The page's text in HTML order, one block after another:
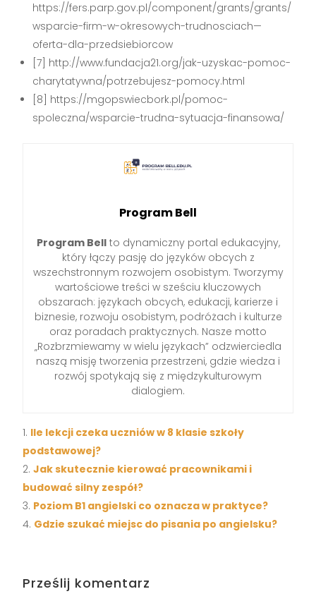
https://fers.parp.gov.pl/component/grants/grants/
wsparcie-firm-w-okresowych-trudnosciach—
oferta-dla-przedsiebiorcow
[7] http://www.fundacja21.org/jak-uzyskac-pomoc-
charytatywna/potrzebujesz-pomocy.html
[8] https://mgopswiecbork.pl/pomoc-
spoleczna/wsparcie-trudna-sytuacja-finansowa/
Program Bell
Program Bellto dynamiczny portal edukacyjny,
który łączy pasję do języków obcych z
wszechstronnym rozwojem osobistym. Tworzymy
wartościowe treści w sześciu kluczowych
obszarach: językach obcych, edukacji, karierze i
biznesie, rozwoju osobistym, podróżach i kulturze
oraz poradach praktycznych. Nasze motto
„Rozbrzmiewamy w wielu językach” odzwierciedla
naszą misję tworzenia przestrzeni, gdzie wiedza i
rozwój spotykają się z międzykulturowym
dialogiem.
Ile lekcji czeka uczniów w 8 klasie szkoły
podstawowej?
Jak skutecznie kierować pracownikami i
budować silny zespół?
Poziom B1 angielski co oznacza w praktyce?
Gdzie szukać miejsc do pisania po angielsku?
Prześlij komentarz